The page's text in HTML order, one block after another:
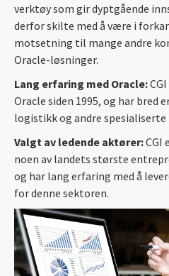
verktøy som gir dyptgående
derfor skilte med å være i
motsetning til mange andre
Oracle-løsninger.
Lang erfaring med Oracle:
Oracle siden 1995, og har bred
logistikk og andre spesialiserte
Valgt av ledende aktører:CGI
noen av landets største
og har lang erfaring med å
for denne sektoren.